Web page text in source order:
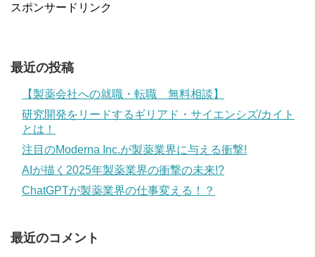
スポンサードリンク
最近の投稿
【製薬会社への就職・転職 無料相談】
研究開発をリードするギリアド・サイエンシズ/カイト
とは！
注目のModerna Inc.が製薬業界に与える衝撃!
AIが描く2025年製薬業界の衝撃の未来!?
ChatGPTが製薬業界の仕事変える！？
最近のコメント